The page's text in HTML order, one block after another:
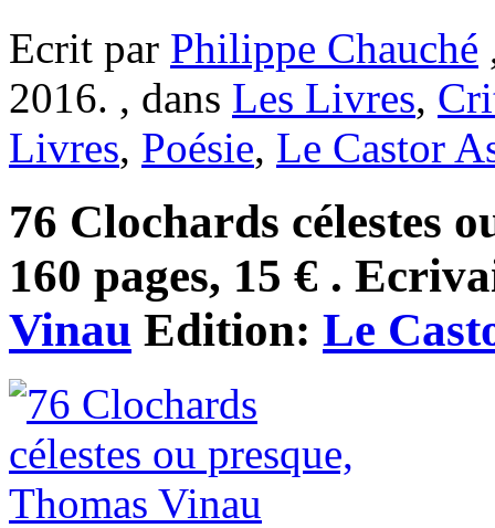
Ecrit par Philippe Chauché
2016. , dans Les Livres,
Livres, Poésie, Le Castor
76 Clochards célestes
160 pages, 15 € .
Vinau Edition: Le